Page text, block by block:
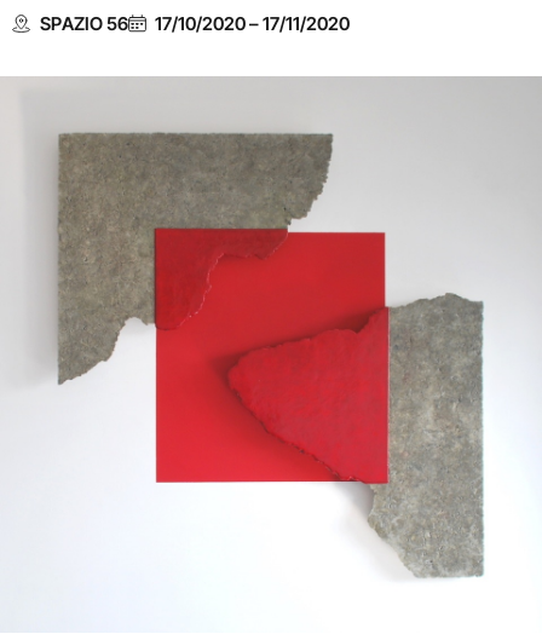
SPAZIO 56 17/10/2020–17/11/2020